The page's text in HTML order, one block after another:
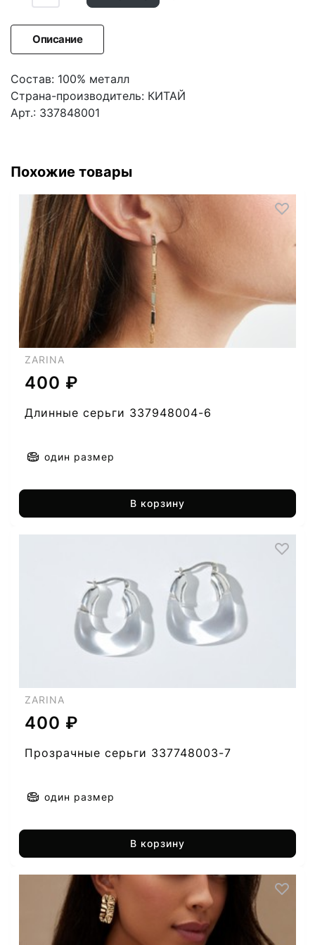
Описание
Состав: 100% металл
Страна-производитель: КИТАЙ
Арт.: 337848001
Похожие товары
ZARINA
400 ₽
Длинные серьги 337948004-6
один размер
В корзину
ZARINA
400 ₽
Прозрачные серьги 337748003-7
один размер
В корзину